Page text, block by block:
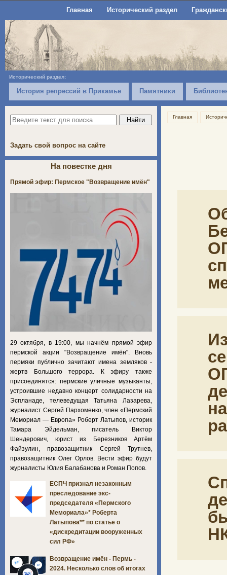
Главная Исторический раздел
Исторический раздел:
История репрессий в Прикамье Памятники
Главная
Задать свой вопрос на сайте
На повестке дня
Прямой эфир: Пермское "Возвращение имён"
29 октября, в 19:00, мы начнём прямой эфир
пермской акции "Возвращение имён". Вновь
пермяки публично зачитают имена земляков -
жертв Большого террора. К эфиру также
присоединятся: пермские уличные музыканты,
устроившие недавно концерт солидарности на
Эспланаде, телеведущая Татьяна Лазарева,
журналист Сергей Пархоменко, член «Пермский
Мемориал — Европа» Роберт Латыпов, историк
Тамара Эйдельман, писатель Виктор
Шендерович, юрист из Березников Артём
Файзулин, правозащитник Сергей Трутнев,
правозащитник Олег Орлов. Вести эфир будут
журналисты Юлия Балабанова и Роман Попов.
ЕСПЧ признал незаконным
преследование экс-
председателя «Пермского
Мемориала»* Роберта
Латыпова** по статье о
«дискредитации вооруженных
сил РФ»
Возвращение имён - Пермь -
2024. Несколько слов об итогах